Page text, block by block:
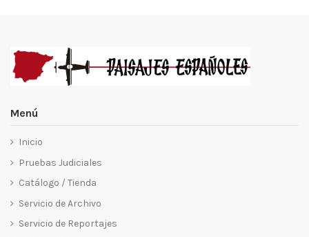
Menú
Inicio
Pruebas Judiciales
Catálogo / Tienda
Servicio de Archivo
Servicio de Reportajes